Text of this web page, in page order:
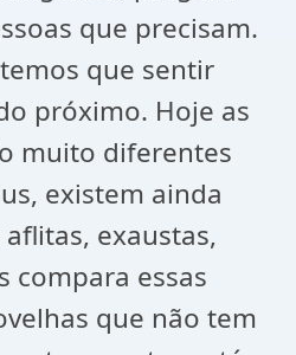
que precisam.
que sentir
próximo. Hoje as
muito diferentes
existem ainda
exaustas,
compara essas
que não tem